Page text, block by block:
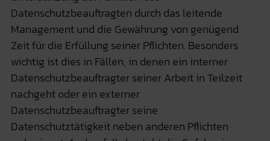
Datenschutzbeauftragten durch das leitende
Management und die Gewährung von genügend
Zeit für die Erfüllung seiner Pflichten. Besonders
wichtig ist dies in Fällen, in denen ein interner
Datenschutzbeauftragter seiner Arbeit in Teilzeit
nachgeht oder ein externer
Datenschutzbeauftragter seine
Datenschutztätigkeit neben anderen Pflichten